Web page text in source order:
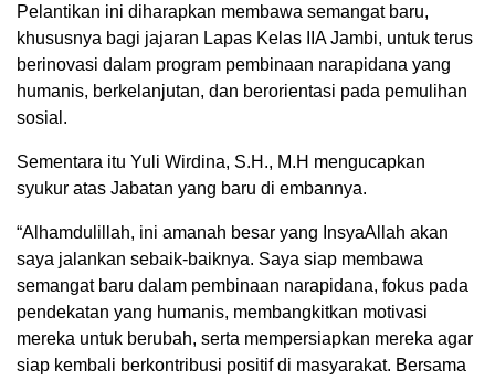
Pelantikan ini diharapkan membawa semangat baru,
khususnya bagi jajaran Lapas Kelas IIA Jambi, untuk terus
berinovasi dalam program pembinaan narapidana yang
humanis, berkelanjutan, dan berorientasi pada pemulihan
sosial.
Sementara itu Yuli Wirdina, S.H., M.H mengucapkan
syukur atas Jabatan yang baru di embannya.
“Alhamdulillah, ini amanah besar yang InsyaAllah akan
saya jalankan sebaik-baiknya. Saya siap membawa
semangat baru dalam pembinaan narapidana, fokus pada
pendekatan yang humanis, membangkitkan motivasi
mereka untuk berubah, serta mempersiapkan mereka agar
siap kembali berkontribusi positif di masyarakat. Bersama